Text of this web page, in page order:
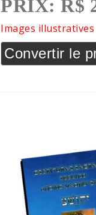
PRIX: R$
Images illustratives
Convertir le